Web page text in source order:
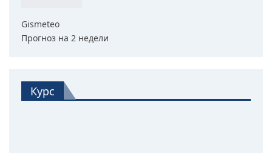
Gismeteo
Прогноз на 2 недели
Курс